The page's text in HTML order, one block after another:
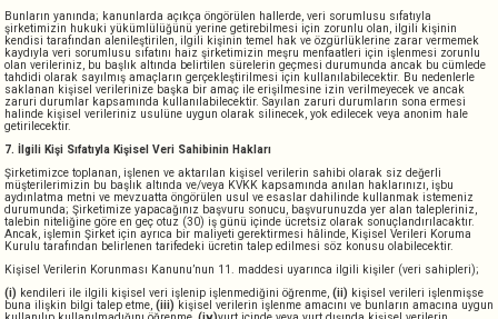
Bunların yanında; kanunlarda açıkça öngörülen hallerde, veri sorumlusu sıfatıyla
şirketimizin hukuki yükümlülüğünü yerine getirebilmesi için zorunlu olan, ilgili kişinin
kendisi tarafından alenileştirilen, ilgili kişinin temel hak ve özgürlüklerine zarar vermemek
kaydıyla veri sorumlusu sıfatını haiz şirketimizin meşru menfaatleri için işlenmesi zorunlu
olan verileriniz, bu başlık altında belirtilen sürelerin geçmesi durumunda ancak bu cümlede
tahdidi olarak sayılmış amaçların gerçekleştirilmesi için kullanılabilecektir. Bu nedenlerle
saklanan kişisel verilerinize başka bir amaç ile erişilmesine izin verilmeyecek ve ancak
zaruri durumlar kapsamında kullanılabilecektir. Sayılan zaruri durumların sona ermesi
halinde kişisel verileriniz usulüne uygun olarak silinecek, yok edilecek veya anonim hale
getirilecektir.
7. İlgili Kişi Sıfatıyla Kişisel Veri Sahibinin Hakları
Şirketimizce toplanan, işlenen ve aktarılan kişisel verilerin sahibi olarak siz değerli
müşterilerimizin bu başlık altında ve/veya KVKK kapsamında anılan haklarınızı, işbu
aydınlatma metni ve mevzuatta öngörülen usul ve esaslar dahilinde kullanmak istemeniz
durumunda; Şirketimize yapacağınız başvuru sonucu, başvurunuzda yer alan talepleriniz,
talebin niteliğine göre en geç otuz (30) iş günü içinde ücretsiz olarak sonuçlandırılacaktır.
Ancak, işlemin Şirket için ayrıca bir maliyeti gerektirmesi hâlinde, Kişisel Verileri Koruma
Kurulu tarafından belirlenen tarifedeki ücretin talep edilmesi söz konusu olabilecektir.
Kişisel Verilerin Korunması Kanunu’nun 11. maddesi uyarınca ilgili kişiler (veri sahipleri);
(i) kendileri ile ilgili kişisel veri işlenip işlenmediğini öğrenme, (ii) kişisel verileri işlenmişse
buna ilişkin bilgi talep etme, (iii) kişisel verilerin işlenme amacını ve bunların amacına uygun